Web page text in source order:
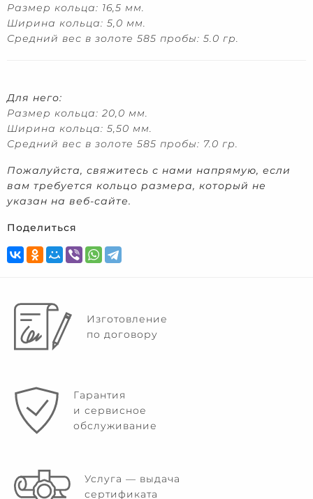
Размер кольца: 16,5 мм.
Ширина кольца: 5,0 мм.
Средний вес в золоте 585 пробы: 5.0 гр.
Для него:
Размер кольца: 20,0 мм.
Ширина кольца: 5,50 мм.
Средний вес в золоте 585 пробы: 7.0 гр.
Пожалуйста, свяжитесь с нами напрямую, если
вам требуется кольцо размера, который не
указан на веб-сайте.
Поделиться
Изготовление
по договору
Гарантия
и сервисное
обслуживание
Услуга — выдача
сертификата